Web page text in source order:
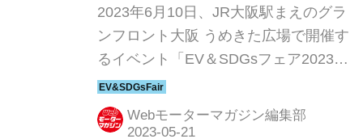
上【EV＆SDGsフェア2023
in Osaka展示車紹介】
2023年6月10日、JR大阪駅まえのグラ
ンフロント大阪 うめきた広場で開催す
るイベント「EV＆SDGsフェア2023 in
Osaka」では、国産・輸入ブランドの
電動車15台を展示。本記事ではここで
展示するモデル、電気自動車（BEV）
Webモーターマガジン編集部